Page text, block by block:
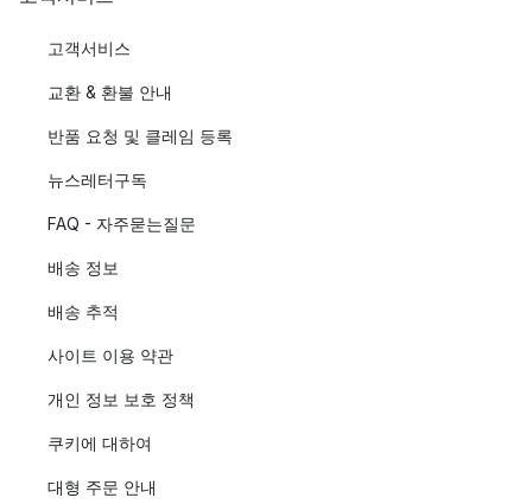
고객서비스
교환 & 환불 안내
반품 요청 및 클레임 등록
뉴스레터구독
FAQ - 자주묻는질문
배송 정보
배송 추적
사이트 이용 약관
개인 정보 보호 정책
쿠키에 대하여
대형 주문 안내